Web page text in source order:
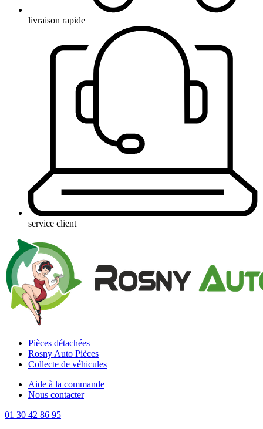
livraison rapide
service client
Pièces détachées
Rosny Auto Pièces
Collecte de véhicules
Aide à la commande
Nous contacter
01 30 42 86 95